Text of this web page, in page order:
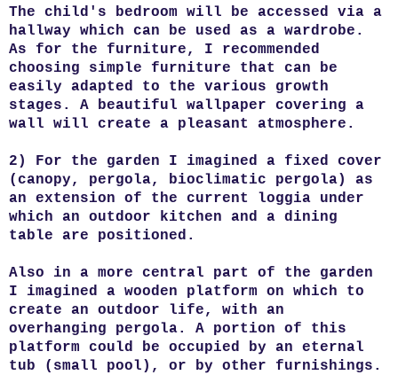
The child's bedroom will be accessed via a
hallway which can be used as a wardrobe.
As for the furniture, I recommended
choosing simple furniture that can be
easily adapted to the various growth
stages. A beautiful wallpaper covering a
wall will create a pleasant atmosphere.
2) For the garden I imagined a fixed cover
(canopy, pergola, bioclimatic pergola) as
an extension of the current loggia under
which an outdoor kitchen and a dining
table are positioned.
Also in a more central part of the garden
I imagined a wooden platform on which to
create an outdoor life, with an
overhanging pergola. A portion of this
platform could be occupied by an eternal
tub (small pool), or by other furnishings.